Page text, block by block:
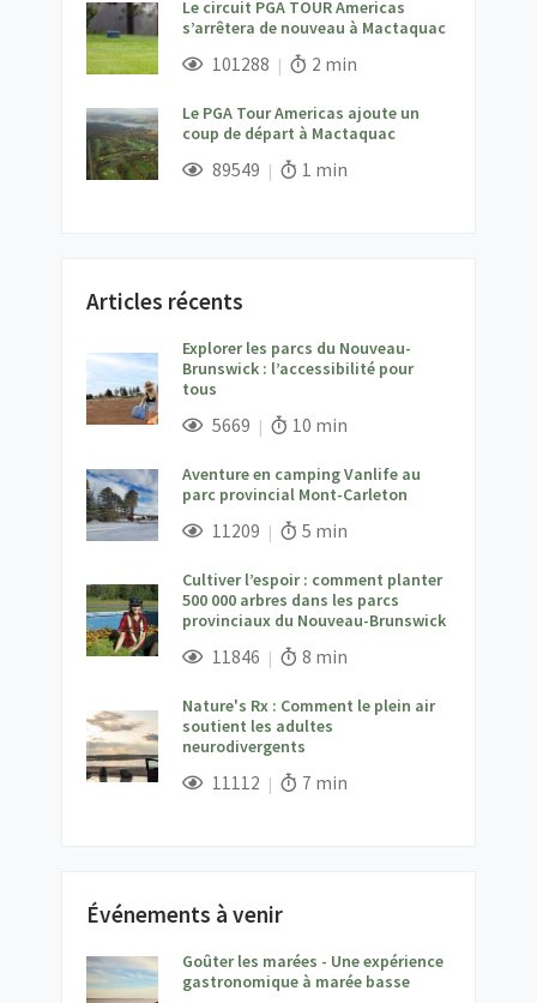
Le circuit PGA TOUR Americas
s’arrêtera de nouveau à Mactaquac
; 101288Vues; Temps de lecture:
2 min
Le PGA Tour Americas ajoute un
coup de départ à Mactaquac
; 89549Vues; Temps de lecture:
1 min
Articles récents
Explorer les parcs du Nouveau-
Brunswick : l’accessibilité pour
tous
; 5669Vues; Temps de lecture:
10 min
Aventure en camping Vanlife au
parc provincial Mont-Carleton
; 11209Vues; Temps de lecture:
5 min
Cultiver l’espoir : comment planter
500 000 arbres dans les parcs
provinciaux du Nouveau-Brunswick
; 11846Vues; Temps de lecture:
8 min
Nature's Rx : Comment le plein air
soutient les adultes
neurodivergents
; 11112Vues; Temps de lecture:
7 min
Événements à venir
Goûter les marées - Une expérience
gastronomique à marée basse;